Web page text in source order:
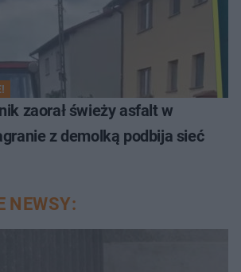
zaorał świeży asfalt w
z demolką podbija sieć
NEWSY: